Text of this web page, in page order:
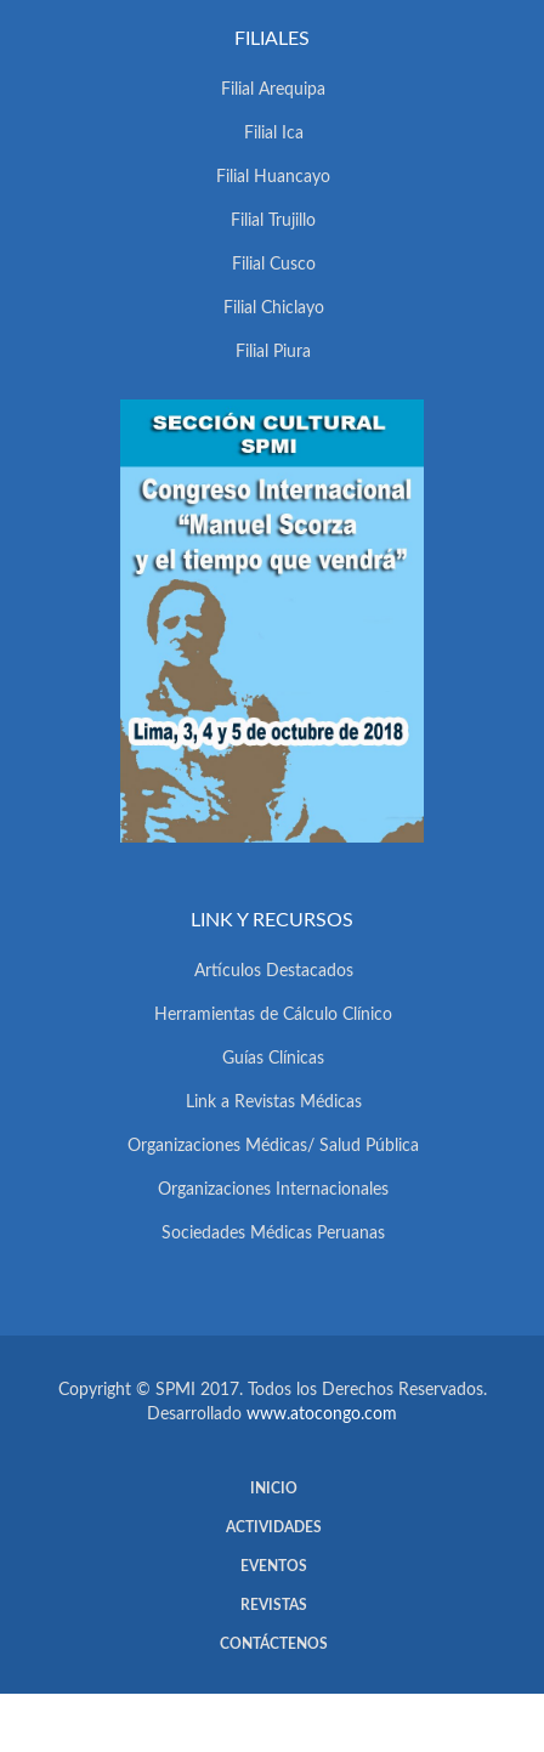
FILIALES
Filial Arequipa
Filial Ica
Filial Huancayo
Filial Trujillo
Filial Cusco
Filial Chiclayo
Filial Piura
LINK Y RECURSOS
Artículos Destacados
Herramientas de Cálculo Clínico
Guías Clínicas
Link a Revistas Médicas
Organizaciones Médicas/ Salud Pública
Organizaciones Internacionales
Sociedades Médicas Peruanas
Copyright © SPMI 2017. Todos los Derechos Reservados.
Desarrollado www.atocongo.com
INICIO
ACTIVIDADES
EVENTOS
REVISTAS
CONTÁCTENOS